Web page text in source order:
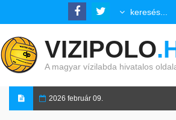
VIZIPOLO
A magyar vízilabda hivatalos
2026 február 09.